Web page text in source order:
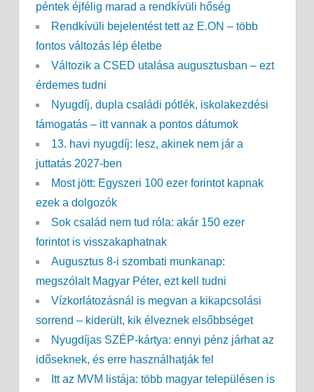
péntek éjfélig marad a rendkívüli hőség
Rendkívüli bejelentést tett az E.ON – több
fontos változás lép életbe
Változik a CSED utalása augusztusban – ezt
érdemes tudni
Nyugdíj, dupla családi pótlék, iskolakezdési
támogatás – itt vannak a pontos dátumok
13. havi nyugdíj: lesz, akinek nem jár a
juttatás 2027-ben
Most jött: Egyszeri 100 ezer forintot kapnak
ezek a dolgozók
Sok család nem tud róla: akár 150 ezer
forintot is visszakaphatnak
Augusztus 8-i szombati munkanap:
megszólalt Magyar Péter, ezt kell tudni
Vízkorlátozásnál is megvan a kikapcsolási
sorrend – kiderült, kik élveznek elsőbbséget
Nyugdíjas SZÉP-kártya: ennyi pénz járhat az
időseknek, és erre használhatják fel
Itt az MVM listája: több magyar településen is